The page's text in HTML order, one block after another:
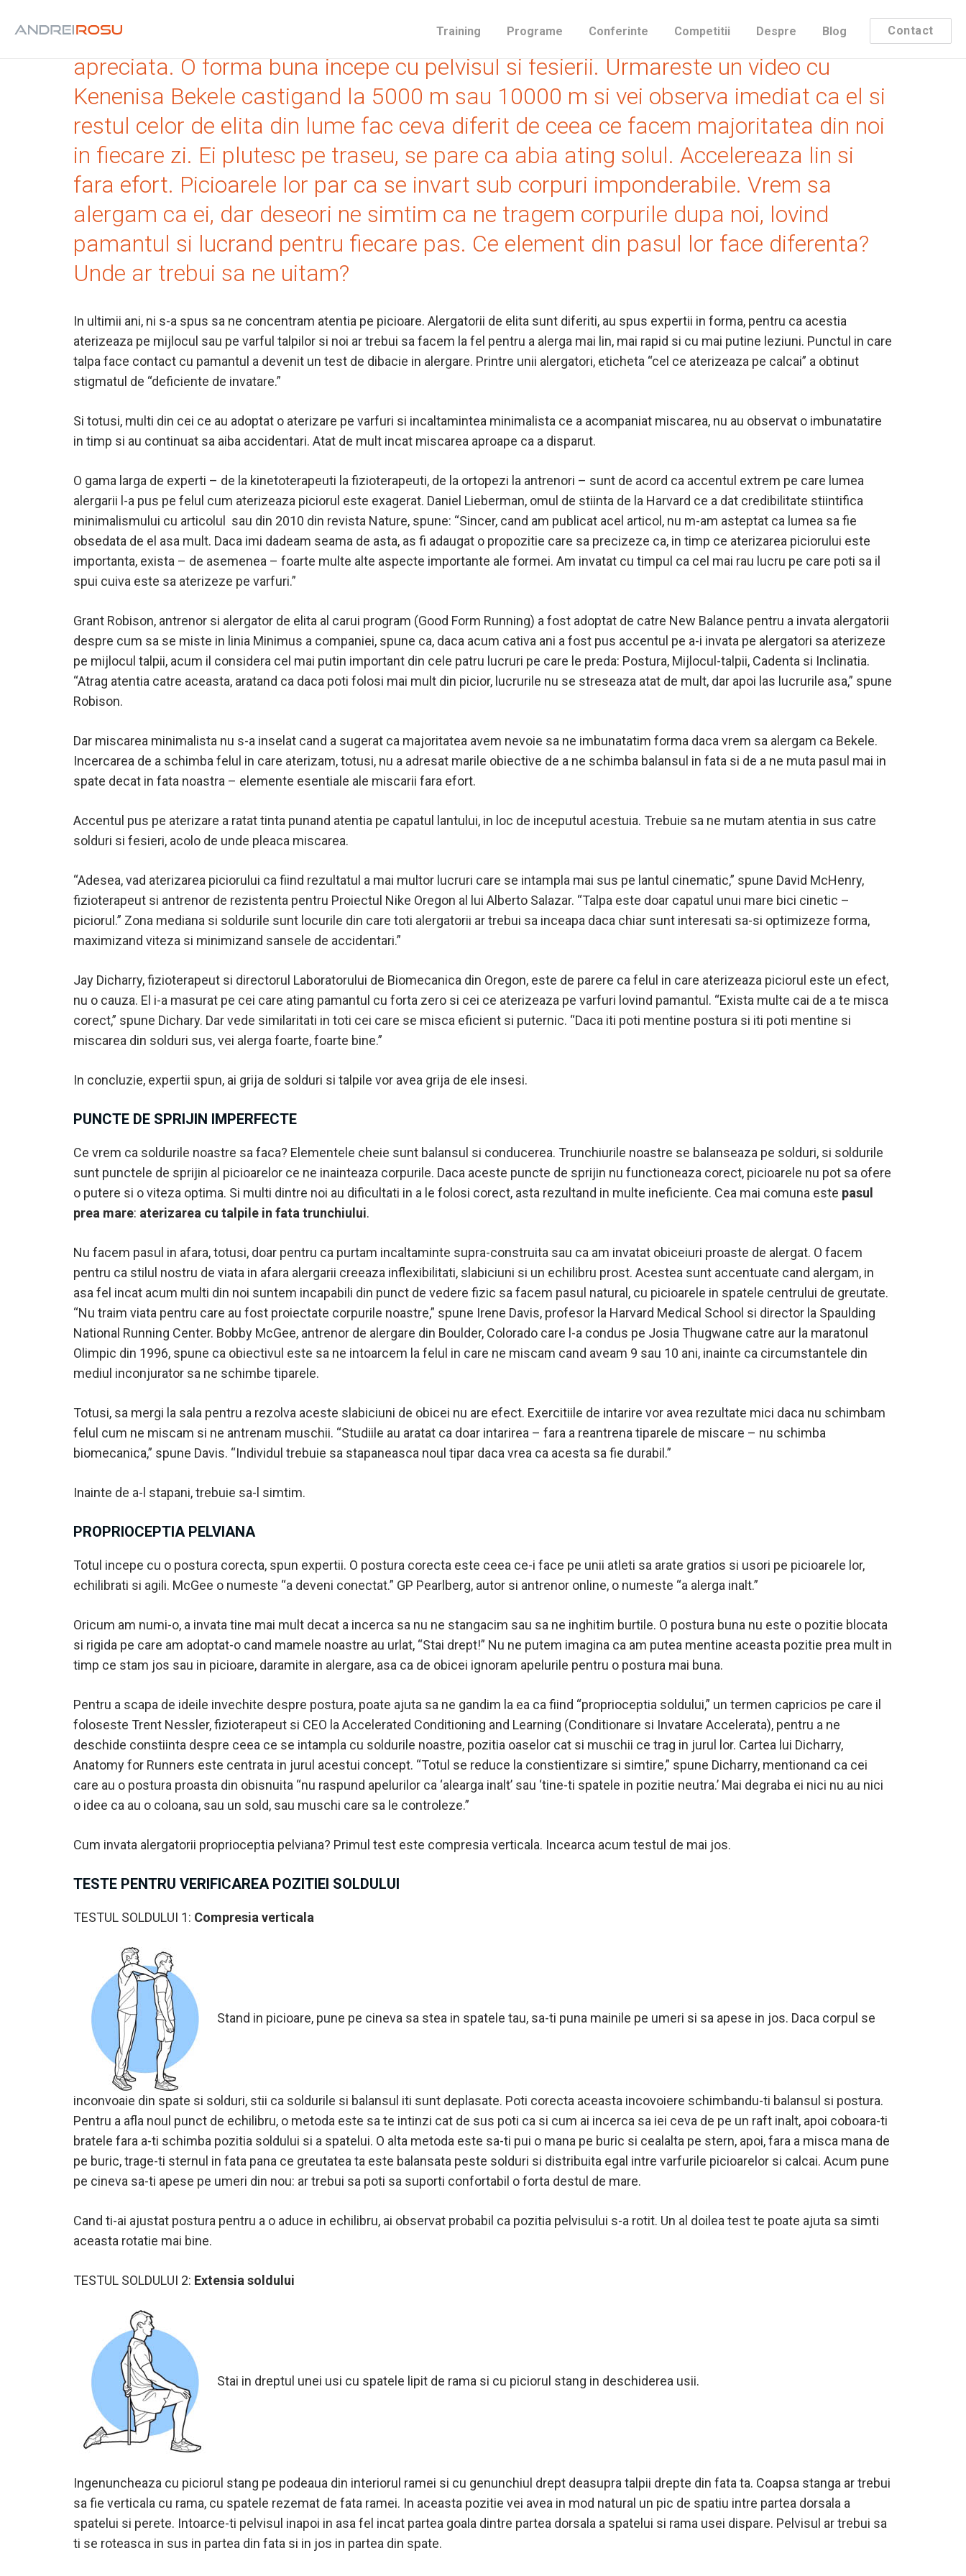
Training Programe Conferinte Competitii Despre Blog Contact
Aterizarea piciorului, atat de apreciata de miscarea minimalista, este supra-
apreciata. O forma buna incepe cu pelvisul si fesierii. Urmareste un video cu
Kenenisa Bekele castigand la 5000 m sau 10000 m si vei observa imediat ca el si
restul celor de elita din lume fac ceva diferit de ceea ce facem majoritatea din noi
in fiecare zi. Ei plutesc pe traseu, se pare ca abia ating solul. Accelereaza lin si
fara efort. Picioarele lor par ca se invart sub corpuri imponderabile. Vrem sa
alergam ca ei, dar deseori ne simtim ca ne tragem corpurile dupa noi, lovind
pamantul si lucrand pentru fiecare pas. Ce element din pasul lor face diferenta?
Unde ar trebui sa ne uitam?
In ultimii ani, ni s-a spus sa ne concentram atentia pe picioare. Alergatorii de elita sunt diferiti, au spus expertii in forma, pentru ca acestia
aterizeaza pe mijlocul sau pe varful talpilor si noi ar trebui sa facem la fel pentru a alerga mai lin, mai rapid si cu mai putine leziuni. Punctul in care
talpa face contact cu pamantul a devenit un test de dibacie in alergare. Printre unii alergatori, eticheta “cel ce aterizeaza pe calcai” a obtinut
stigmatul de “deficiente de invatare.”
Si totusi, multi din cei ce au adoptat o aterizare pe varfuri si incaltamintea minimalista ce a acompaniat miscarea, nu au observat o imbunatatire
in timp si au continuat sa aiba accidentari. Atat de mult incat miscarea aproape ca a disparut.
O gama larga de experti – de la kinetoterapeuti la fizioterapeuti, de la ortopezi la antrenori – sunt de acord ca accentul extrem pe care lumea
alergarii l-a pus pe felul cum aterizeaza piciorul este exagerat. Daniel Lieberman, omul de stiinta de la Harvard ce a dat credibilitate stiintifica
minimalismului cu articolul
sau din 2010 din revista Nature, spune: “Sincer, cand am publicat acel articol, nu m-am asteptat ca lumea sa fie
obsedata de el asa mult. Daca imi dadeam seama de asta, as fi adaugat o propozitie care sa precizeze ca, in timp ce aterizarea piciorului este
importanta, exista – de asemenea – foarte multe alte aspecte importante ale formei. Am invatat cu timpul ca cel mai rau lucru pe care poti sa il
spui cuiva este sa aterizeze pe varfuri.”
Grant Robison, antrenor si alergator de elita al carui program (Good Form Running) a fost adoptat de catre New Balance pentru a invata alergatorii
despre cum sa se miste in linia Minimus a companiei, spune ca, daca acum cativa ani a fost pus accentul pe a-i invata pe alergatori sa aterizeze
pe mijlocul talpii, acum il considera cel mai putin important din cele patru lucruri pe care le preda: Postura, Mijlocul-talpii, Cadenta si Inclinatia.
“Atrag atentia catre aceasta, aratand ca daca poti folosi mai mult din picior, lucrurile nu se streseaza atat de mult, dar apoi las lucrurile asa,” spune
Robison.
Dar miscarea minimalista nu s-a inselat cand a sugerat ca majoritatea avem nevoie sa ne imbunatatim forma daca vrem sa alergam ca Bekele.
Incercarea de a schimba felul in care aterizam, totusi, nu a adresat marile obiective de a ne schimba balansul in fata si de a ne muta pasul mai in
spate decat in fata noastra – elemente esentiale ale miscarii fara efort.
Accentul pus pe aterizare a ratat tinta punand atentia pe capatul lantului, in loc de inceputul acestuia. Trebuie sa ne mutam atentia in sus catre
solduri si fesieri, acolo de unde pleaca miscarea.
“Adesea, vad aterizarea piciorului ca fiind rezultatul a mai multor lucruri care se intampla mai sus pe lantul cinematic,” spune David McHenry,
fizioterapeut si antrenor de rezistenta pentru Proiectul Nike Oregon al lui Alberto Salazar. “Talpa este doar capatul unui mare bici cinetic –
piciorul.” Zona mediana si soldurile sunt locurile din care toti alergatorii ar trebui sa inceapa daca chiar sunt interesati sa-si optimizeze forma,
maximizand viteza si minimizand sansele de accidentari.”
Jay Dicharry, fizioterapeut si directorul Laboratorului de Biomecanica din Oregon, este de parere ca felul in care aterizeaza piciorul este un efect,
nu o cauza. El i-a masurat pe cei care ating pamantul cu forta zero si cei ce aterizeaza pe varfuri lovind pamantul. “Exista multe cai de a te misca
corect,” spune Dichary. Dar vede similaritati in toti cei care se misca eficient si puternic. “Daca iti poti mentine postura si iti poti mentine si
miscarea din solduri sus, vei alerga foarte, foarte bine.”
In concluzie, expertii spun, ai grija de solduri si talpile vor avea grija de ele insesi.
PUNCTE DE SPRIJIN IMPERFECTE
Ce vrem ca soldurile noastre sa faca? Elementele cheie sunt balansul si conducerea. Trunchiurile noastre se balanseaza pe solduri, si soldurile
sunt punctele de sprijin al picioarelor ce ne inainteaza corpurile. Daca aceste puncte de sprijin nu functioneaza corect, picioarele nu pot sa ofere
o putere si o viteza optima. Si multi dintre noi au dificultati in a le folosi corect, asta rezultand in multe ineficiente. Cea mai comuna este pasul
prea mare: aterizarea cu talpile in fata trunchiului.
Nu facem pasul in afara, totusi, doar pentru ca purtam incaltaminte supra-construita sau ca am invatat obiceiuri proaste de alergat. O facem
pentru ca stilul nostru de viata in afara alergarii creeaza inflexibilitati, slabiciuni si un echilibru prost. Acestea sunt accentuate cand alergam, in
asa fel incat acum multi din noi suntem incapabili din punct de vedere fizic sa facem pasul natural, cu picioarele in spatele centrului de greutate.
“Nu traim viata pentru care au fost proiectate corpurile noastre,” spune Irene Davis, profesor la Harvard Medical School si director la Spaulding
National Running Center. Bobby McGee, antrenor de alergare din Boulder, Colorado care l-a condus pe Josia Thugwane catre aur la maratonul
Olimpic din 1996, spune ca obiectivul este sa ne intoarcem la felul in care ne miscam cand aveam 9 sau 10 ani, inainte ca circumstantele din
mediul inconjurator sa ne schimbe tiparele.
Totusi, sa mergi la sala pentru a rezolva aceste slabiciuni de obicei nu are efect. Exercitiile de intarire vor avea rezultate mici daca nu schimbam
felul cum ne miscam si ne antrenam muschii. “Studiile au aratat ca doar intarirea – fara a reantrena tiparele de miscare – nu schimba
biomecanica,” spune Davis. “Individul trebuie sa stapaneasca noul tipar daca vrea ca acesta sa fie durabil.”
Inainte de a-l stapani, trebuie sa-l simtim.
PROPRIOCEPTIA PELVIANA
Totul incepe cu o postura corecta, spun expertii. O postura corecta este ceea ce-i face pe unii atleti sa arate gratios si usori pe picioarele lor,
echilibrati si agili. McGee o numeste “a deveni conectat.” GP Pearlberg, autor si antrenor online, o numeste “a alerga inalt.”
Oricum am numi-o, a invata tine mai mult decat a incerca sa nu ne stangacim sau sa ne inghitim burtile. O postura buna nu este o pozitie blocata
si rigida pe care am adoptat-o cand mamele noastre au urlat, “Stai drept!” Nu ne putem imagina ca am putea mentine aceasta pozitie prea mult in
timp ce stam jos sau in picioare, daramite in alergare, asa ca de obicei ignoram apelurile pentru o postura mai buna.
Pentru a scapa de ideile invechite despre postura, poate ajuta sa ne gandim la ea ca fiind “proprioceptia soldului,” un termen capricios pe care il
foloseste Trent Nessler, fizioterapeut si CEO la Accelerated Conditioning and Learning (Conditionare si Invatare Accelerata), pentru a ne
deschide constiinta despre ceea ce se intampla cu soldurile noastre, pozitia oaselor cat si muschii ce trag in jurul lor. Cartea lui Dicharry,
Anatomy for Runners este centrata in jurul acestui concept. “Totul se reduce la constientizare si simtire,” spune Dicharry, mentionand ca cei
care au o postura proasta din obisnuita “nu raspund apelurilor ca ‘alearga inalt’ sau ‘tine-ti spatele in pozitie neutra.’ Mai degraba ei nici nu au nici
o idee ca au o coloana, sau un sold, sau muschi care sa le controleze.”
Cum invata alergatorii proprioceptia pelviana? Primul test este compresia verticala. Incearca acum testul de mai jos.
TESTE PENTRU VERIFICAREA POZITIEI SOLDULUI
TESTUL SOLDULUI 1: Compresia verticala
Stand in picioare, pune pe cineva sa stea in spatele tau, sa-ti puna mainile pe umeri si sa apese in jos. Daca corpul se
inconvoaie din spate si solduri, stii ca soldurile si balansul iti sunt deplasate. Poti corecta aceasta incovoiere schimbandu-ti balansul si postura.
Pentru a afla noul punct de echilibru, o metoda este sa te intinzi cat de sus poti ca si cum ai incerca sa iei ceva de pe un raft inalt, apoi coboara-ti
bratele fara a-ti schimba pozitia soldului si a spatelui. O alta metoda este sa-ti pui o mana pe buric si cealalta pe stern, apoi, fara a misca mana de
pe buric, trage-ti sternul in fata pana ce greutatea ta este balansata peste solduri si distribuita egal intre varfurile picioarelor si calcai. Acum pune
pe cineva sa-ti apese pe umeri din nou: ar trebui sa poti sa suporti confortabil o forta destul de mare.
Cand ti-ai ajustat postura pentru a o aduce in echilibru, ai observat probabil ca pozitia pelvisului s-a rotit. Un al doilea test te poate ajuta sa simti
aceasta rotatie mai bine.
TESTUL SOLDULUI 2: Extensia soldului
Stai in dreptul unei usi cu spatele lipit de rama si cu piciorul stang in deschiderea usii.
Ingenuncheaza cu piciorul stang pe podeaua din interiorul ramei si cu genunchiul drept deasupra talpii drepte din fata ta. Coapsa stanga ar trebui
sa fie verticala cu rama, cu spatele rezemat de fata ramei. In aceasta pozitie vei avea in mod natural un pic de spatiu intre partea dorsala a
spatelui si perete. Intoarce-ti pelvisul inapoi in asa fel incat partea goala dintre partea dorsala a spatelui si rama usei dispare. Pelvisul ar trebui sa
ti se roteasca in sus in partea din fata si in jos in partea din spate.